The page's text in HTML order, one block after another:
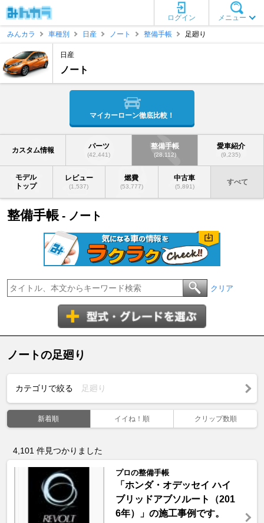
メニュー
ログイン
みんカラ
車種別 日産 ノート 整備手帳 足廻り
日産
ノート
マイカーローン徹底比較！
カスタム情報 パーツ
(42,441)
整備手帳
(28,112)
愛車紹介
(9,235)
モデル
トップ
レビュー
(1,537)
燃費
(53,777)
中古車
(5,891)
すべて
整備手帳 - ノート
クリア
ノートの足廻り
カテゴリで絞る 足廻り
新着順 イイね！順 クリップ数順
4,101 件見つかりました
プロの整備手帳
「ホンダ・オデッセイ ハイ
ブリッドアブソルート（201
6年）」の施工事例です。